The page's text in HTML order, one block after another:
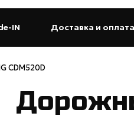
IN (current)Доставка и оплата
CDM520D